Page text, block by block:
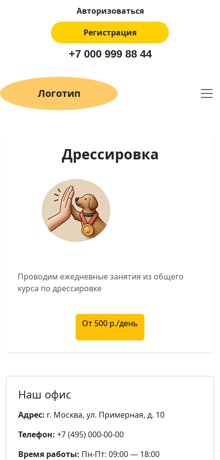
Авторизоваться
Регистрация
+7 000 999 88 44
Логотип
Дрессировка
Проводим ежедневные занятия из общего
От 500 р./день
Наш офис
Адрес: г. Москва, ул. Примерная, д. 10
Телефон: +7 (495) 000-00-00
Время работы: Пн-Пт: 09:00 — 18:00